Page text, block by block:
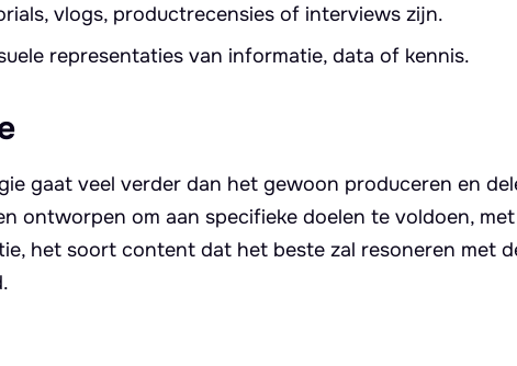
vlogs, productrecensies of interviews zijn.
representaties van informatie, data of kennis.
gaat veel verder dan het gewoon produceren en
ontworpen om aan specifieke doelen te voldoen,
het soort content dat het beste zal resoneren met